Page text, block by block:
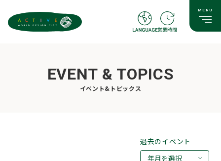
EVENT & TOPICS
イベント&トピックス
過去のイベント
年月を選択